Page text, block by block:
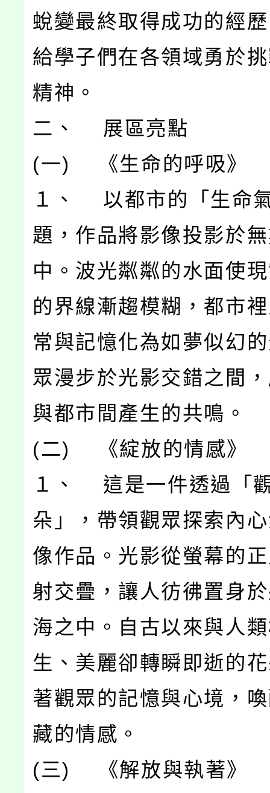
蛻變最終取得成功的經
給學子們在各領域勇於
精神。
二、 展區亮點
(一) 《生命的呼吸》
１、 以都市的「生命
題，作品將影像投影於
中。波光粼粼的水面使
的界線漸趨模糊，都市
常與記憶化為如夢似幻
眾漫步於光影交錯之間
與都市間產生的共鳴。
(二) 《綻放的情感》
１、 這是一件透過「
朵」，帶領觀眾探索內
像作品。光影從螢幕的
射交疊，讓人彷彿置身
海之中。自古以來與人
生、美麗卻轉瞬即逝的
著觀眾的記憶與心境，
藏的情感。
(三) 《解放與執著》